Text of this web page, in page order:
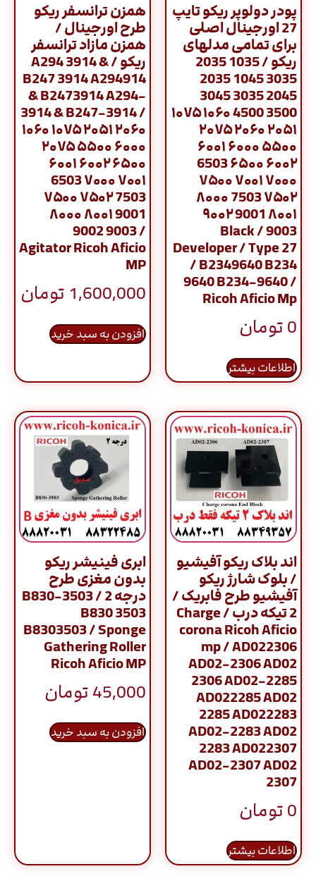
پودر دولوپر ریکو تایپ
27 اورجینال اصلی
برای تمامی مدلهای
ریکو / 1035 2035
3035 1045 2035
2045 3035 3045
3500 4500 ۱۰۶۰ ۱۰۷۵
۲۰۵۱ ۲۰۶۰ ۲۰۷۵
۵۵۰۰ ۶۰۰۰ ۶۰۰۱
۶۰۰۲ ۶۵۰۰ 6503
۷۰۰۰ ۷۰۰۱ ۷۵۰۰
۷۵۰۲ 7503 ۸۰۰۰
۸۰۰۱ 9001 ۹۰۰۲
9003 / Black
Developer / Type 27
/ B2349640 B234
9640 B234-9640 /
Ricoh Aficio Mp
0تومان
اطلاعات بیشتر
همزن ترانسفر ریکو
طرح اورجینال /
همزن مازاد ترانسفر
ریکو / A294 3914 &
B247 3914 A294914
& B2473914 A294-
3914 & B247-3914 /
۱۰۶۰ ۱۰۷۵ ۲۰۵۱ ۲۰۶۰
۲۰۷۵ ۵۵۰۰ ۶۰۰۰
۶۰۰۱ ۶۰۰۲ ۶۵۰۰
6503 ۷۰۰۰ ۷۰۰۱
۷۵۰۰ ۷۵۰۲ 7503
۸۰۰۰ ۸۰۰۱ 9001
9002 9003 /
Agitator Ricoh Aficio
MP
1,600,000 تومان
افزودن به سبد خرید
اند بلاک ریکو آفیشیو
/ بلوک شارژ ریکو
آفیشیو طرح فابریک /
2 تیکه درب / Charge
corona Ricoh Aficio
mp / AD022306
AD02-2306 AD02
2306 AD02-2285
AD022285 AD02
2285 AD022283
AD02-2283 AD02
2283 AD022307
AD02-2307 AD02
2307
0تومان
اطلاعات بیشتر
ابری فینیشر ریکو
بدون مغزی طرح
درجه 2 / B830-3503
B830 3503
B8303503 / Sponge
Gathering Roller
Ricoh Aficio MP
45,000تومان
افزودن به سبد خرید